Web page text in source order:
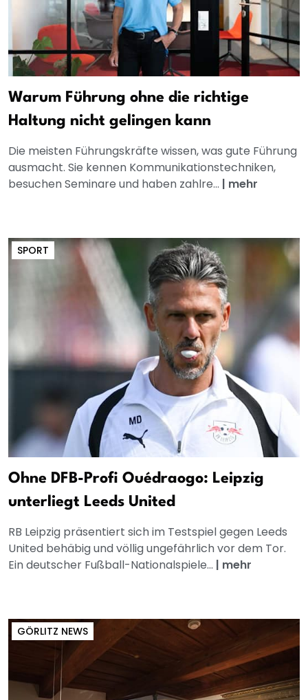
Warum Führung ohne die richtige
Haltung nicht gelingen kann
Die meisten Führungskräfte wissen, was gute Führung
ausmacht. Sie kennen Kommunikationstechniken,
besuchen Seminare und haben zahlre... | mehr
SPORT
Ohne DFB-Profi Ouédraogo: Leipzig
unterliegt Leeds United
RB Leipzig präsentiert sich im Testspiel gegen Leeds
United behäbig und völlig ungefährlich vor dem Tor.
Ein deutscher Fußball-Nationalspiele... | mehr
GÖRLITZ NEWS